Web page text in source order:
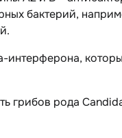
бактерий,
интерферона,
грибов рода